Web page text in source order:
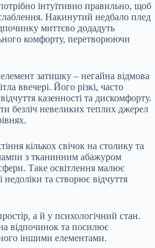
інтуїтивно правильно, щоб
Накинутий недбало плед
миттєво додадуть
комфорту, перетворюючи
затишку – негайна відмова
ввечері. Його різкі, часто
казенності та дискомфорту.
безліч невеликих теплих джерел
кількох свічок на столику та
з тканинним абажуром
Таке освітлення малює
недоліки та створює відчуття
а й у психологічний стан.
відпочинок та посилює
іншими елементами.